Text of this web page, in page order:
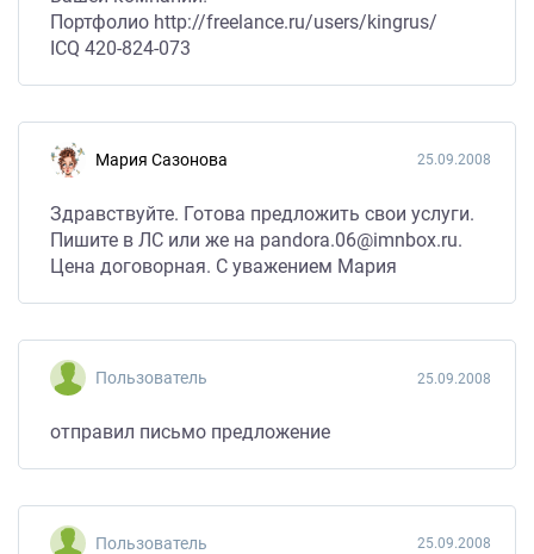
Портфолио http://freelance.ru/users/kingrus/
ICQ 420-824-073
Мария Сазонова 25.09.2008
Здравствуйте. Готова предложить свои услуги.
Пишите в ЛС или же на pandora.06@imnbox.ru.
Цена договорная. С уважением Мария
Пользователь 25.09.2008
отправил письмо предложение
Пользователь 25.09.2008